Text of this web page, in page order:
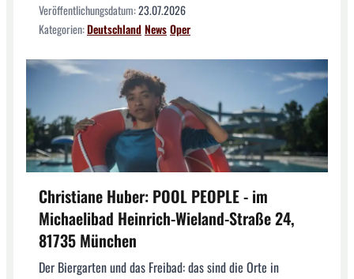
Veröffentlichungsdatum:23.07.2026
Kategorien:DeutschlandNewsOper
Christiane Huber: POOL PEOPLE - im
Michaelibad Heinrich-Wieland-Straße 24,
81735 München
Der Biergarten und das Freibad: das sind die Orte in